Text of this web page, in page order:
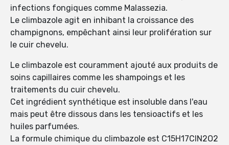
infections fongiques comme Malassezia.
Le climbazole agit en inhibant la croissance des
champignons, empêchant ainsi leur prolifération sur
le cuir chevelu.
Le climbazole est couramment ajouté aux produits de
soins capillaires comme les shampoings et les
traitements du cuir chevelu.
Cet ingrédient synthétique est insoluble dans l'eau
mais peut être dissous dans les tensioactifs et les
huiles parfumées.
La formule chimique du climbazole est C15H17ClN2O2